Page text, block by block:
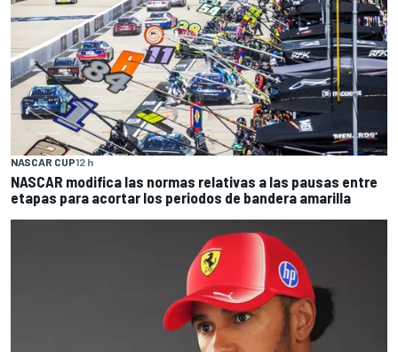
NASCAR CUP12 h
NASCAR modifica las normas relativas a las pausas entre
etapas para acortar los periodos de bandera amarilla